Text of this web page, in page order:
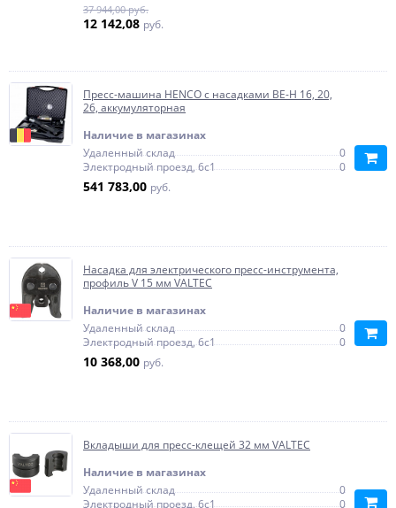
37 944,00 руб.
12 142,08 руб.
Пресс-машина HENCO с насадками BE-H 16, 20,
26, аккумуляторная
Наличие в магазинах
Удаленный склад
0
Электродный проезд, 6с1
0
541 783,00 руб.
Насадка для электрического пресс-инструмента,
профиль V 15 мм VALTEC
Наличие в магазинах
Удаленный склад
0
Электродный проезд, 6с1
0
10 368,00 руб.
Вкладыши для пресс-клещей 32 мм VALTEC
Наличие в магазинах
Удаленный склад
0
Электродный проезд, 6с1
0